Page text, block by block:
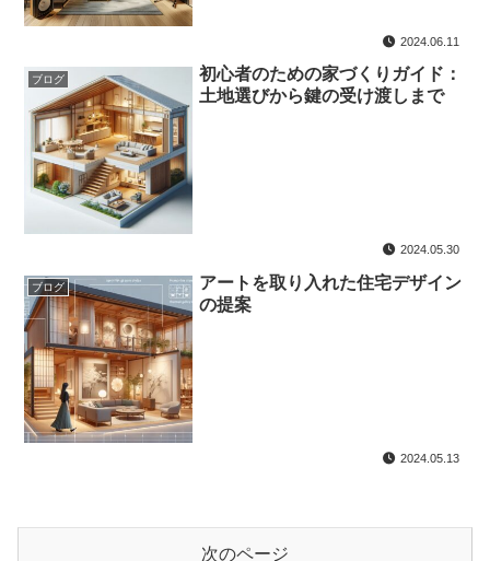
2024.06.11
ブログ
初心者のための家づくりガイド：
土地選びから鍵の受け渡しまで
2024.05.30
ブログ
アートを取り入れた住宅デザイン
の提案
2024.05.13
次のページ